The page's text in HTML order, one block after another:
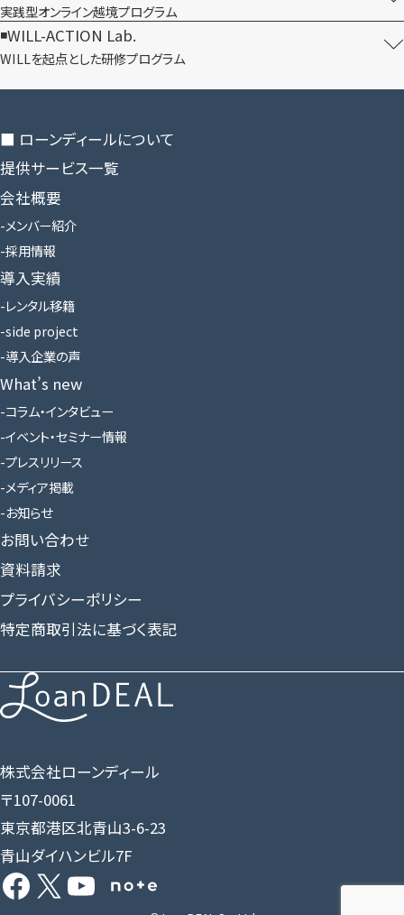
実践型オンライン​越境プログラム
WILL-ACTION Lab.
WILLを​起点とした​研修プログラム
株式会社ローンディール
〒107-0061
東京都港区北青山3-6-23
青山ダイハンビル7F
Facebook
X YouTube
Share Icon
■ ローンディールに​ついて
提供サービス一覧
会社概要
メンバー紹介
採用情報
導入実績
レンタル移籍
side project
導入企業の声
What’s new
コラム・インタビュー
イベント・セミナー情報
プレスリリース
メディア掲載
お知らせ
お問い合わせ
資料請求
プライバシーポリシー
特定商取引法に基づく表記